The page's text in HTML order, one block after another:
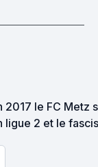
2017 le FC Metz
ligue 2 et le
avec levrette